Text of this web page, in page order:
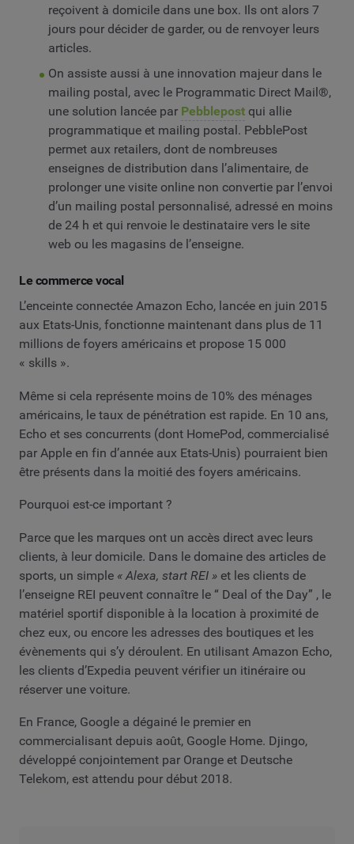
reçoivent à domicile dans une box. Ils ont alors 7
jours pour décider de garder, ou de renvoyer leurs
articles.
On assiste aussi à une innovation majeur dans le
mailing postal, avec le Programmatic Direct Mail®,
une solution lancée par Pebblepostqui allie
programmatique et mailing postal. PebblePost
permet aux retailers, dont de nombreuses
enseignes de distribution dans l’alimentaire, de
prolonger une visite online non convertie par l’envoi
d’un mailing postal personnalisé, adressé en moins
de 24 h et qui renvoie le destinataire vers le site
web ou les magasins de l’enseigne.
Le commerce vocal
L’enceinte connectée Amazon Echo, lancée en juin 2015
aux Etats-Unis, fonctionne maintenant dans plus de 11
millions de foyers américains et propose 15 000
« skills ».
Même si cela représente moins de 10% des ménages
américains, le taux de pénétration est rapide. En 10 ans,
Echo et ses concurrents (dont HomePod, commercialisé
par Apple en fin d’année aux Etats-Unis) pourraient bien
être présents dans la moitié des foyers américains.
Pourquoi est-ce important ?
Parce que les marques ont un accès direct avec leurs
clients, à leur domicile. Dans le domaine des articles de
sports, un simple « Alexa, start REI » et les clients de
l’enseigne REI peuvent connaître le “ Deal of the Day” , le
matériel sportif disponible à la location à proximité de
chez eux, ou encore les adresses des boutiques et les
évènements qui s’y déroulent. En utilisant Amazon Echo,
les clients d’Expedia peuvent vérifier un itinéraire ou
réserver une voiture.
En France, Google a dégainé le premier en
commercialisant depuis août, Google Home. Djingo,
développé conjointement par Orange et Deutsche
Telekom, est attendu pour début 2018.